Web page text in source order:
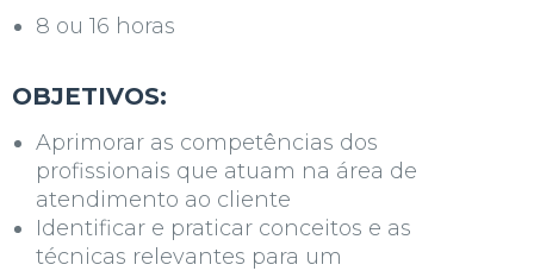
8 ou 16 horas
OBJETIVOS:
Aprimorar as competências dos
profissionais que atuam na área de
atendimento ao cliente
Identificar e praticar conceitos e as
técnicas relevantes para um